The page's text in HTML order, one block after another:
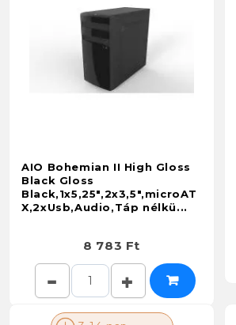
AIO Bohemian II High Gloss
Black Gloss
Black,1x5,25",2x3,5",microAT
X,2xUsb,Audio,Táp nélkü...
8 783 Ft